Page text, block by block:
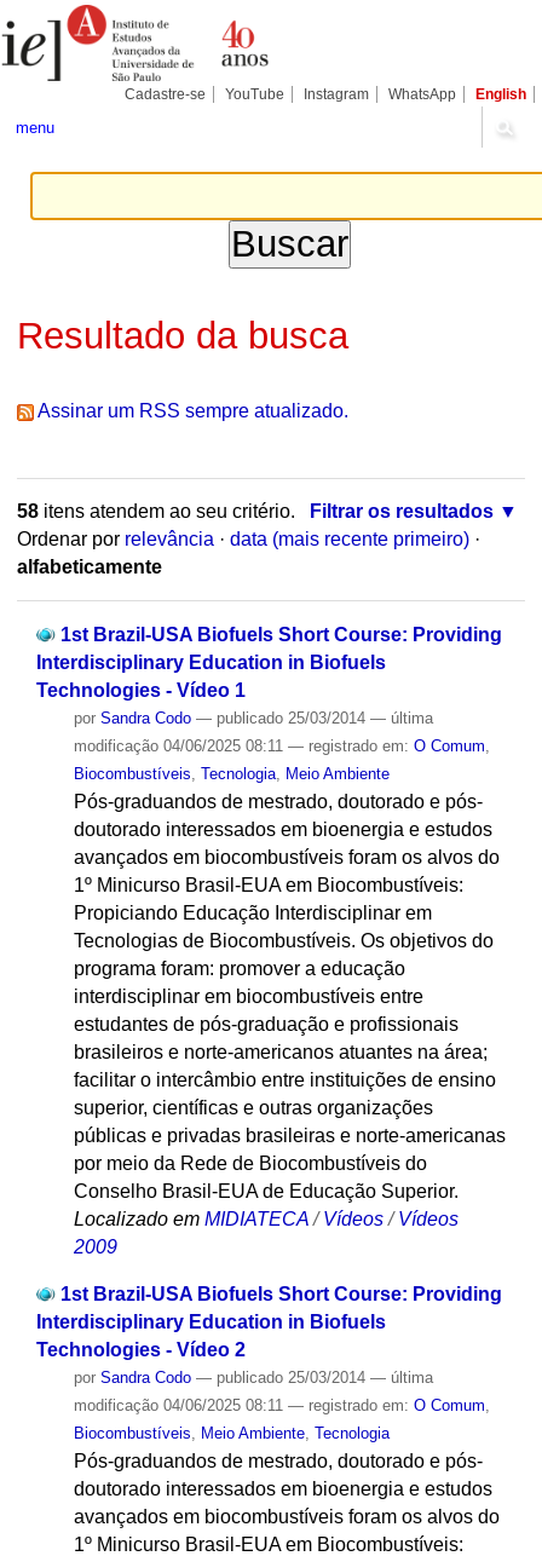
para
conteúdo.
Pessoais
Cadastre-se YouTube Instagram WhatsApp English
menu
Resultado da busca
Assinar um RSS sempre atualizado.
58itens atendem ao seu critério.
Filtrar os resultados
Ordenar por relevância · data (mais recente primeiro) ·
alfabeticamente
1st Brazil-USA Biofuels Short Course: Providing
Interdisciplinary Education in Biofuels
Technologies - Vídeo 1
por Sandra Codo — publicado25/03/2014 — última
modificação04/06/2025 08:11 — registrado em: O Comum
Biocombustíveis Tecnologia, Meio Ambiente
Pós-graduandos de mestrado, doutorado e pós-
doutorado interessados em bioenergia e estudos
avançados em biocombustíveis foram os alvos do
1º Minicurso Brasil-EUA em Biocombustíveis:
Propiciando Educação Interdisciplinar em
Tecnologias de Biocombustíveis. Os objetivos do
programa foram: promover a educação
interdisciplinar em biocombustíveis entre
estudantes de pós-graduação e profissionais
brasileiros e norte-americanos atuantes na área;
facilitar o intercâmbio entre instituições de ensino
superior, científicas e outras organizações
públicas e privadas brasileiras e norte-americanas
por meio da Rede de Biocombustíveis do
Conselho Brasil-EUA de Educação Superior.
Localizado em MIDIATECA /Vídeos /Vídeos
2009
1st Brazil-USA Biofuels Short Course: Providing
Interdisciplinary Education in Biofuels
Technologies - Vídeo 2
por Sandra Codo — publicado25/03/2014 — última
modificação04/06/2025 08:11 — registrado em: O Comum
Biocombustíveis
Meio Ambiente, Tecnologia
Pós-graduandos de mestrado, doutorado e pós-
doutorado interessados em bioenergia e estudos
avançados em biocombustíveis foram os alvos do
1º Minicurso Brasil-EUA em Biocombustíveis: